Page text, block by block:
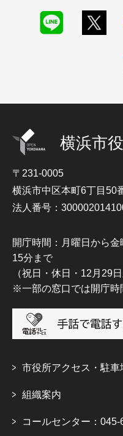
横浜市
〒231-0005
横浜市中区本町6丁目50
法人番号：
開庁時間：月曜日から
15分まで
（祝日・休日・12月29
※一部の窓口では開庁時
市役所アクセス・駐車
組織案内
コールセンター：045-